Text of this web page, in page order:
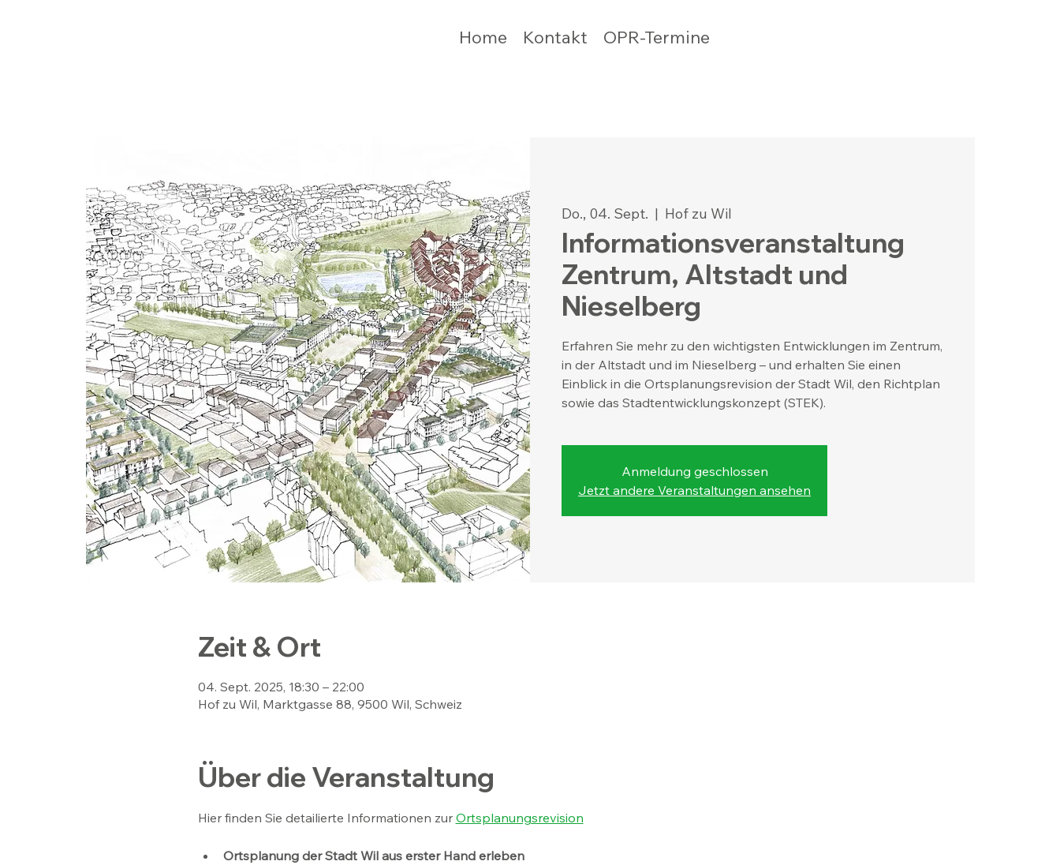
Home Kontakt OPR-Termine
Do., 04. Sept.
  |
Hof zu Wil
Informationsveranstaltung
Zentrum, Altstadt und
Nieselberg
Erfahren Sie mehr zu den wichtigsten Entwicklungen im Zentrum,
in der Altstadt und im Nieselberg – und erhalten Sie einen
Einblick in die Ortsplanungsrevision der Stadt Wil, den Richtplan
sowie das Stadtentwicklungskonzept (STEK).
Anmeldung geschlossen
Jetzt andere Veranstaltungen ansehen
Zeit & Ort
04. Sept. 2025, 18:30 – 22:00
Hof zu Wil, Marktgasse 88, 9500 Wil, Schweiz
Über die Veranstaltung
Hier finden Sie detailierte Informationen zur Ortsplanungsrevision
Ortsplanung der Stadt Wil aus erster Hand erleben